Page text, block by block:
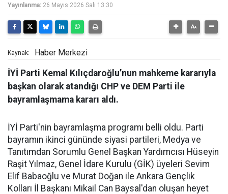
Yayınlanma: 26 Mayıs 2026 Salı 13:30
Kaynak: Haber Merkezi
İYİ Parti Kemal Kılıçdaroğlu’nun mahkeme kararıyla
başkan olarak atandığı CHP ve DEM Parti ile
bayramlaşmama kararı aldı.
İYİ Parti'nin bayramlaşma programı belli oldu. Parti
bayramın ikinci gününde siyasi partileri, Medya ve
Tanıtımdan Sorumlu Genel Başkan Yardımcısı Hüseyin
Raşit Yılmaz, Genel İdare Kurulu (GİK) üyeleri Sevim
Elif Babaoğlu ve Murat Doğan ile Ankara Gençlik
Kolları İl Başkanı Mikail Can Baysal'dan oluşan heyet